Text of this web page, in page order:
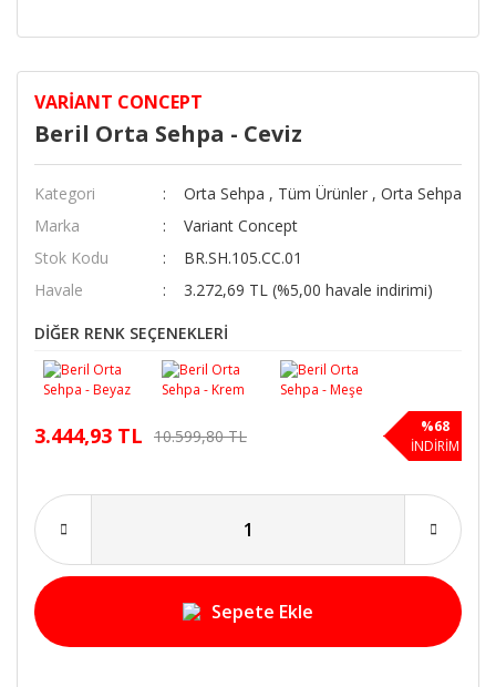
VARIANT CONCEPT
Beril Orta Sehpa - Ceviz
Kategori Orta Sehpa , Tüm Ürünler , Orta Sehpa
Marka
Variant Concept
Stok Kodu
BR.SH.105.CC.01
Havale
3.272,69 TL (%5,00 havale indirimi)
DİĞER RENK SEÇENEKLERİ
3.444,93 TL 10.599,80 TL
%68
İNDİRİM
Sepete Ekle